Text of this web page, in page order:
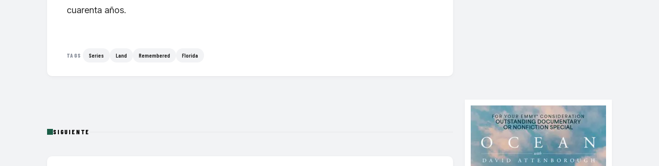
cuarenta años.
TAGS Series Land Remembered Florida
SIGUIENTE